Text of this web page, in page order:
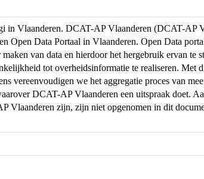
in Vlaanderen. DCAT-AP Vlaanderen (DCAT-AP
Open Data Portaal in Vlaanderen. Open Data
van data en hierdoor het hergebruik ervan te
tot overheidsinformatie te realiseren.
vereenvoudigen we het aggregatie proces van
DCAT-AP Vlaanderen een uitspraak doet.
Vlaanderen zijn, zijn niet opgenomen in dit